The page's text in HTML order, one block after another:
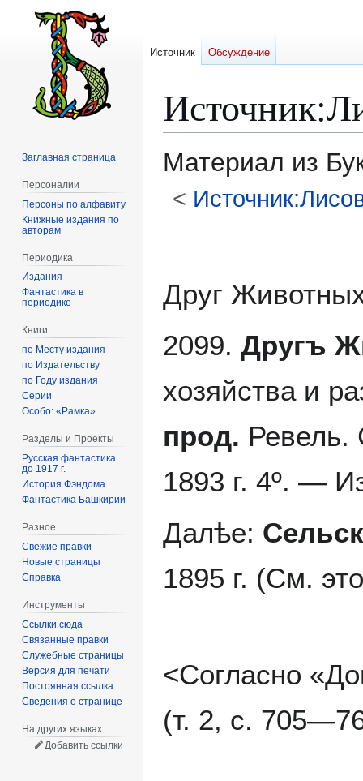
Источник:
Материал из
<
Друг
2099. Другъ
хозяйства и
прод. Ревель.
1893 г. 4º. —
Далѣе:
1895 г. (См.
<Согласно
(т. 2, с.
Источник Обсуждение
Заглавная страница
Персоналии
Персоны по алфавиту
Книжные издания по
авторам
Периодика
Издания
Фантастика в
периодике
Книги
по Месту издания
по Издательству
по Году издания
Серии
Особо: «Рамка»
Разделы и Проекты
Русская фантастика
до 1917 г.
История Фэндома
Фантастика Башкирии
Разное
Свежие правки
Новые страницы
Справка
Инструменты
Ссылки сюда
Связанные правки
Служебные страницы
Версия для печати
Постоянная ссылка
Сведения о странице
На других языках
Добавить ссылки